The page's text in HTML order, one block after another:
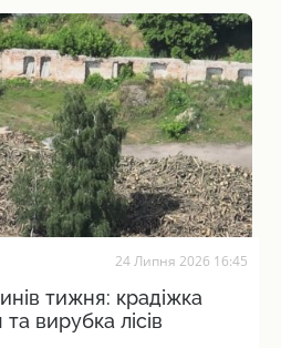
24 Липня 2026 16:45
тижня: крадіжка
вирубка лісів